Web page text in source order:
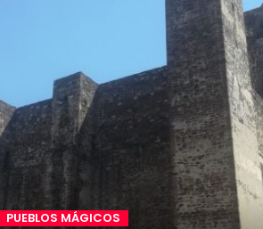
PUEBLOS MÁGICOS